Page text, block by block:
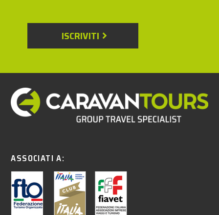
ISCRIVITI
ASSOCIATI A: